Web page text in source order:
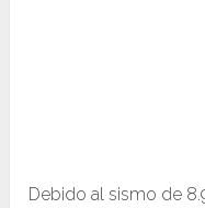
Debido al sismo de